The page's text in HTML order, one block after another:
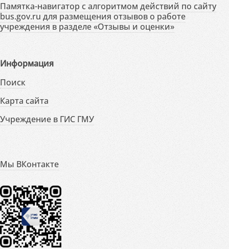
Памятка-навигатор с алгоритмом действий по сайту
bus.gov.ru для размещения отзывов о работе
учреждения в разделе «Отзывы и оценки»
Информация
Поиск
Карта сайта
Учреждение в ГИС ГМУ
Мы ВКонтакте